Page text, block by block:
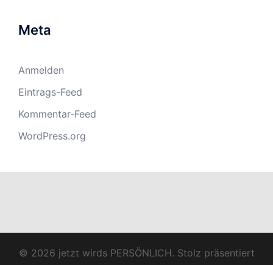
Meta
Anmelden
Eintrags-Feed
Kommentar-Feed
WordPress.org
© 2026 jetzt wirds PERSÖNLICH. Stolz präsentiert